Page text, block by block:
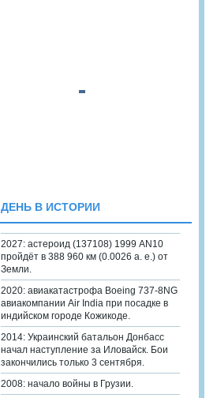
ДЕНЬ В ИСТОРИИ
2027: астероид (137108) 1999 AN10
пройдёт в 388 960 км (0.0026 а. е.) от
Земли.
2020: авиакатастрофа Boeing 737-8NG
авиакомпании Air India при посадке в
индийском городе Кожикоде.
2014: Украинский батальон Донбасс
начал наступление за Иловайск. Бои
закончились только 3 сентября.
2008: начало войны в Грузии.